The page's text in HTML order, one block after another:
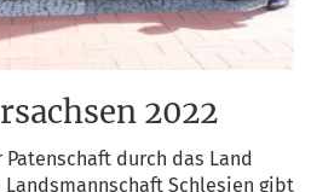
2022
durch das Land
Schle­si­en gibt